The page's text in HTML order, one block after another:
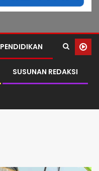
PENDIDIKAN
SUSUNAN REDAKSI